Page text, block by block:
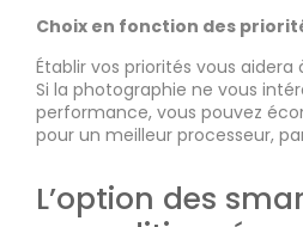
Choix en fonction des
Établir vos priorités vous
Si la photographie ne vous
performance, vous pouvez
pour un meilleur processeur,
L’option des